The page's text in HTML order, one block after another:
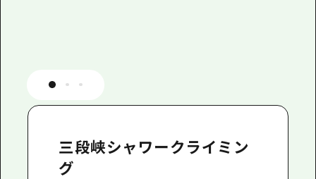
三段峡シャワークライミン
グ